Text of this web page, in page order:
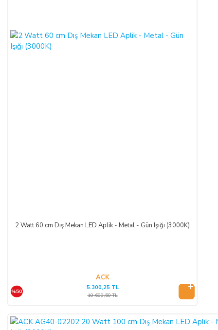
2 Watt 60 cm Dış Mekan LED Aplik - Metal - Gün Işığı (3000K)
ACK
%50
5.300,25 TL
10.600,50 TL